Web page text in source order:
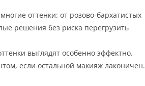
оттенки: от розово-бархатистых
решения без риска перегрузить
выглядят особенно эффектно.
если остальной макияж лаконичен.